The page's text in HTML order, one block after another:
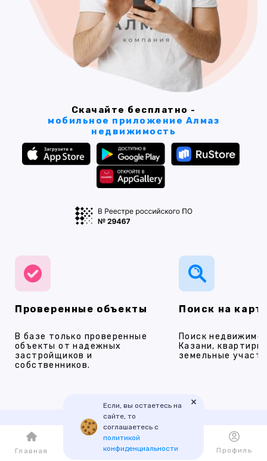
Скачайте бесплатно -
мобильное приложение Алмаз
недвижимость
Проверенные объекты
В базе только проверенные
объекты от надежных
застройщиков и
собственников.
Поиск на
Поиск
Казани,
земельные
Наши услуги
Если, вы остаетесь на
сайте, то
соглашаетесь с
политикой
конфиденциальности
×
Главная Каталог Избранное Профиль